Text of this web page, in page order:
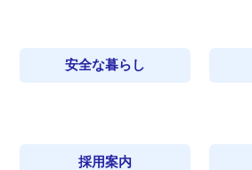
安全な暮らし
採用案内